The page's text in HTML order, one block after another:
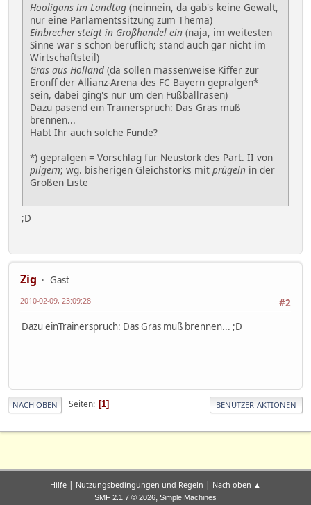
Hooligans im Landtag (neinnein, da gab's keine Gewalt,
nur eine Parlamentssitzung zum Thema)
Einbrecher steigt in Großhandel ein (naja, im weitesten
Sinne war's schon beruflich; stand auch gar nicht im
Wirtschaftsteil)
Gras aus Holland (da sollen massenweise Kiffer zur
Eronff der Allianz-Arena des FC Bayern gepralgen*
sein, dabei ging's nur um den Fußballrasen)
Dazu pasend ein Trainerspruch: Das Gras muß
brennen...
Habt Ihr auch solche Fünde?
*) gepralgen = Vorschlag für Neustork des Part. II von
pilgern; wg. bisherigen Gleichstorks mit prügeln in der
Großen Liste
;D
Zig
Gast
#2
2010-02-09, 23:09:28
Dazu einTrainerspruch: Das Gras muß brennen... ;D
NACH OBEN Seiten 1 BENUTZER-AKTIONEN
Hilfe | Nutzungsbedingungen und Regeln | Nach oben ▲
SMF 2.1.7 © 2026, Simple Machines